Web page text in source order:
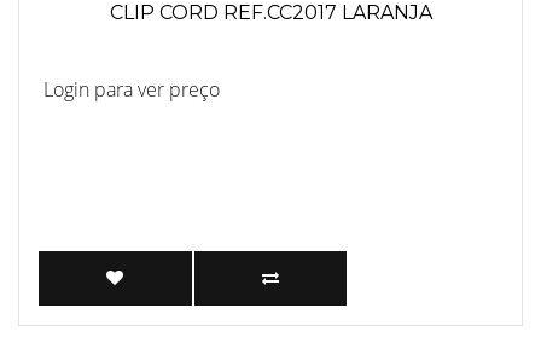
CLIP CORD REF.CC2017 LARANJA
Login para ver preço